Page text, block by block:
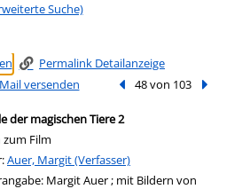
Suche)
Permalink Detailanzeige
versenden
Vorheriger Treffer
48 von 103
der magischen Tiere 2
zum Film
Suche nach diesem Verfasser
Auer, Margit (Verfasser)
Margit Auer ; mit Bildern von